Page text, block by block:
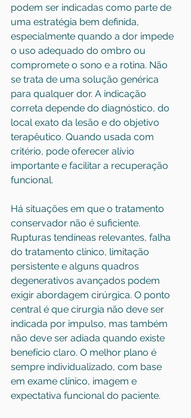
podem ser indicadas como parte de
uma estratégia bem definida,
especialmente quando a dor impede
o uso adequado do ombro ou
compromete o sono e a rotina. Não
se trata de uma solução genérica
para qualquer dor. A indicação
correta depende do diagnóstico, do
local exato da lesão e do objetivo
terapêutico. Quando usada com
critério, pode oferecer alívio
importante e facilitar a recuperação
funcional.
Há situações em que o tratamento
conservador não é suficiente.
Rupturas tendíneas relevantes, falha
do tratamento clínico, limitação
persistente e alguns quadros
degenerativos avançados podem
exigir abordagem cirúrgica. O ponto
central é que cirurgia não deve ser
indicada por impulso, mas também
não deve ser adiada quando existe
benefício claro. O melhor plano é
sempre individualizado, com base
em exame clínico, imagem e
expectativa funcional do paciente.